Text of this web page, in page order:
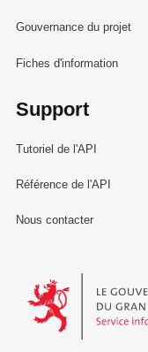
Gouvernance du projet
Fiches d'information
Support
Tutoriel de l'API
Référence de l'API
Nous contacter
Le Gouvernement du